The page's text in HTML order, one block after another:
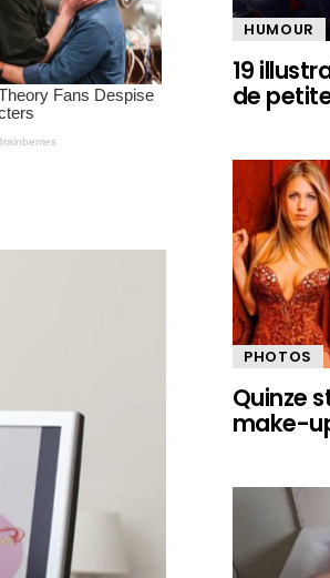
HUMOUR
19
de
PHOTOS
Quinze
make-